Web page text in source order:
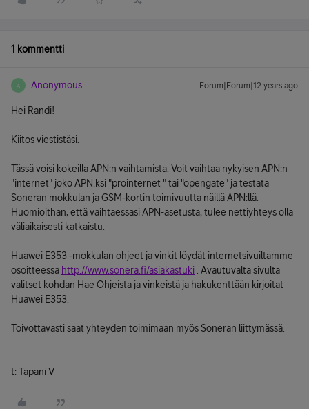
1 kommentti
A Anonymous Forum|Forum|12 years ago
Hei Randi!
Kiitos viestistäsi.
Tässä voisi kokeilla APN:n vaihtamista. Voit vaihtaa nykyisen APN:n
"internet" joko APN:ksi "prointernet " tai "opengate" ja testata
Soneran mokkulan ja GSM-kortin toimivuutta näillä APN:llä.
Huomioithan, että vaihtaessasi APN-asetusta, tulee nettiyhteys olla
väliaikaisesti katkaistu.
Huawei E353 -mokkulan ohjeet ja vinkit löydät internetsivuiltamme
osoitteessa http://www.sonera.fi/asiakastuki . Avautuvalta sivulta
valitset kohdan Hae Ohjeista ja vinkeistä ja hakukenttään kirjoitat
Huawei E353.
Toivottavasti saat yhteyden toimimaan myös Soneran liittymässä.
t: Tapani V